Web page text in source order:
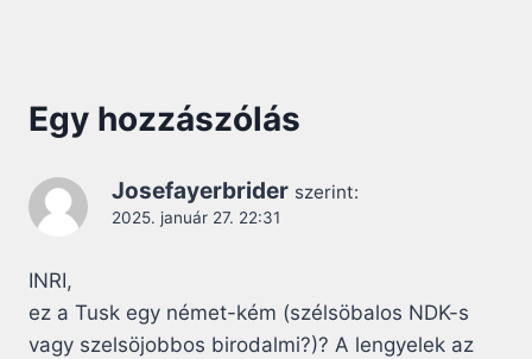
Egy hozzászólás
Josefayerbrider szerint:
2025. január 27. 22:31
INRI,
ez a Tusk egy német-kém (szélsöbalos NDK-s
vagy szelsöjobbos birodalmi?)? A lengyelek az